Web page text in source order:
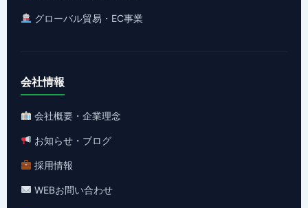
グローバル貿易・EC事業
会社情報
会社概要・企業理念
お知らせ・ブログ
採用情報
WEBお問い合わせ